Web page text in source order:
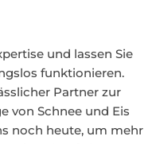
und lassen Sie
funktionieren.
Partner zur
von Schnee und Eis
noch heute, um mehr